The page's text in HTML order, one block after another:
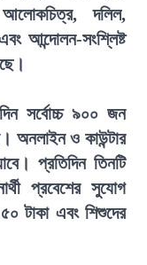
দলিল,
আন্দোলন-সংশ্লিষ্ট
সর্বোচ্চ ৯০০ জন
অনলাইন ও কাউন্টার
প্রতিদিন তিনটি
প্রবেশের সুযোগ
টাকা এবং শিশুদের